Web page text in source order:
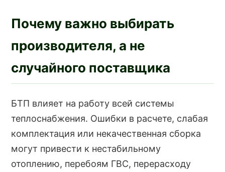
Почему важно выбирать
производителя, а не
случайного поставщика
БТП влияет на работу всей системы
теплоснабжения. Ошибки в расчете, слабая
комплектация или некачественная сборка
могут привести к нестабильному
отоплению, перебоям ГВС, перерасходу